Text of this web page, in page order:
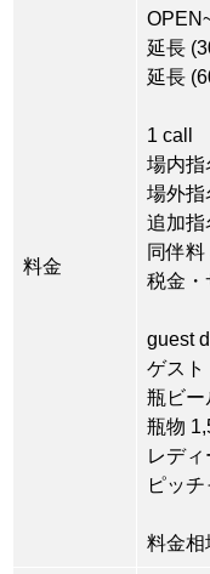
料金
延長
延長
1 call
場内指
場外指
追加指
同伴料
税金
guest
ゲスト
瓶ビー
瓶物
レデ
ピッ
料金相